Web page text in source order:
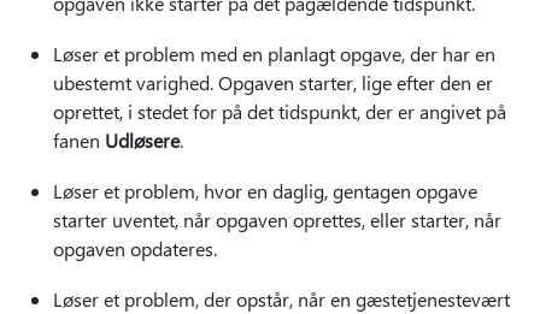
Løser et problem med en planlagt opgave, der har en
ubestemt varighed. Opgaven starter, lige efter den er
oprettet, i stedet for på det tidspunkt, der er angivet på
fanen Udløsere.
Løser et problem, hvor en daglig, gentagen opgave
starter uventet, når opgaven oprettes, eller starter, når
opgaven opdateres.
Løser et problem, der opstår, når en gæstetjenestevært